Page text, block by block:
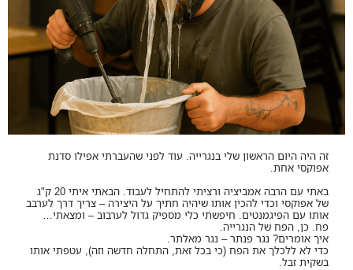
זה היה היום הראשון שלי בנגרייה. עוד לפני שהעברתי אפילו סדנת
אפוקסי אחת.
באתי עם הרבה אמביציה ורציתי להתחיל לעבוד. הבאתי איתי 20 ק"ג
של אפוקסי וכדי להכין אותו שיהיה חתיך על היצירה – צריך דרך לערבב
אותו עם הפיגמנטים. חיפשתי כלי מספיק גדול לערבוב – ומצאתי…
פח. כן, הפח של הנגרייה.
איך אומרים? נגר פנתר – נגר מאלתר.
כדי לא ללכלך את הפח (כי בכל זאת, התחלה חדשה וזה), עטפתי אותו
בשקית זבל.